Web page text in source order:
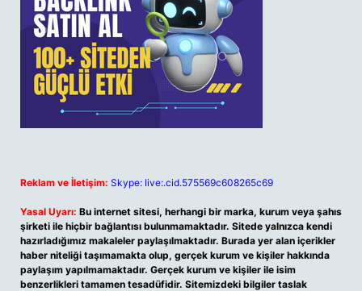
Reklam ve İletişim: Skype: live:.cid.575569c608265c69
Yasal Uyarı: Bu internet sitesi, herhangi bir marka, kurum veya şahıs
şirketi ile hiçbir bağlantısı bulunmamaktadır. Sitede yalnızca kendi
hazırladığımız makaleler paylaşılmaktadır. Burada yer alan içerikler
haber niteliği taşımamakta olup, gerçek kurum ve kişiler hakkında
paylaşım yapılmamaktadır. Gerçek kurum ve kişiler ile isim
benzerlikleri tamamen tesadüfidir. Sitemizdeki bilgiler taslak